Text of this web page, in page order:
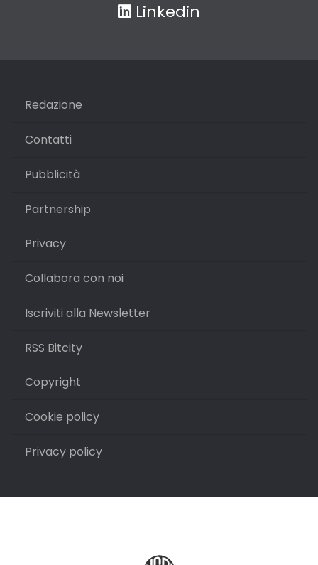
Linkedin
Redazione
Contatti
Pubblicità
Partnership
Privacy
Collabora con noi
Iscriviti alla Newsletter
RSS Bitcity
Copyright
Cookie policy
Privacy policy